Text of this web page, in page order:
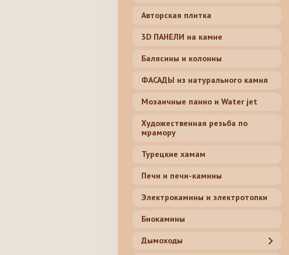
Авторская плитка
3D ПАНЕЛИ на камне
Балясины и колонны
ФАСАДЫ из натурального камня
Мозаичные панно и Water jet
Художественная резьба по
мрамору
Турецкие хамам
Печи и печи-камины
Электрокамины и электротопки
Биокамины
Дымоходы